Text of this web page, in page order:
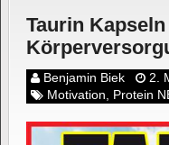
Taurin
Benjamin Biek
2.
Motivation
Protein